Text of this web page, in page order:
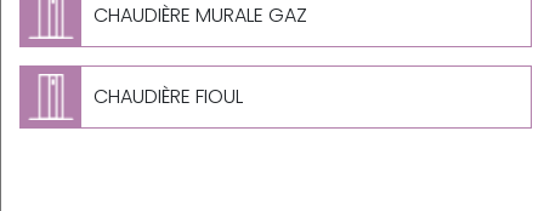
CHAUDIÈRE MURALE GAZ
CHAUDIÈRE FIOUL